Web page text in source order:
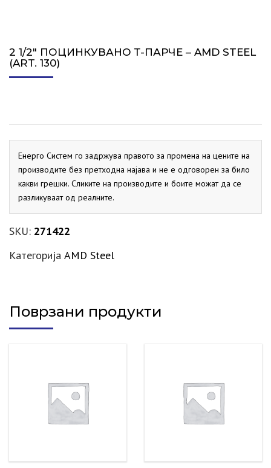
2 1/2″ ПОЦИНКУВАНО Т-ПАРЧЕ – AMD STEEL
(ART. 130)
Енерго Систем го задржува правото за промена на цените на
производите без претходна најава и не е одговорен за било
какви грешки. Сликите на производите и боите можат да се
разликуваат од реалните.
SKU: 271422
Категорија AMD Steel
Поврзани продукти